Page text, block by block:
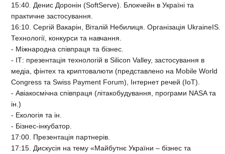
15:40. Денис Доронін (SoftServe). Блокчейн в Україні та
практичне застосування.
16:10. Сергій Вакарін, Віталій Небилиця. Організація UkraineIS.
Технології, конкурси та навчання.
- Міжнародна співпраця та бізнес.
- ІТ: презентація технологій в Silicon Valley, застосування в
медіа, фінтех та криптовалюти (представлено на Mobile World
Congress та Swiss Payment Forum), Інтернет речей (IoT).
- Авіакосмічна співпраця (літакобудування, програми NASA та
ін.)
- Екологія та ін.
- Бізнес-інкубатор.
17:00. Презентація партнерів.
17:15. Дискусія на тему «Майбутнє України – бізнес та